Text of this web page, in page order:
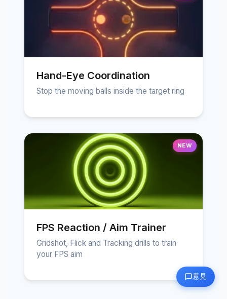
Hand-Eye Coordination
Stop the moving balls inside the target ring
NEW
FPS Reaction / Aim Trainer
Gridshot, Flick and Tracking drills to train
your FPS aim
意見